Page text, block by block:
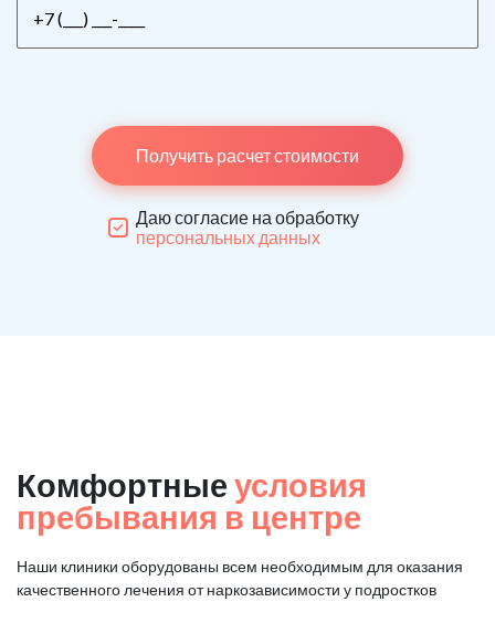
Получить расчет стоимости
Даю согласие на обработку
персональных данных
Комфортные условия
пребывания в центре
Наши клиники оборудованы всем необходимым для оказания
качественного лечения от наркозависимости у подростков